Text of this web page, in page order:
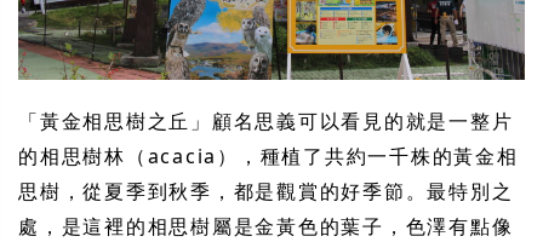
「黃金相思樹之丘」顧名思義可以看見的就是一整片
的相思樹林（acacia），種植了共約一千株的黃金相
思樹，從夏季到秋季，都是觀賞的好季節。最特別之
處，是這裡的相思樹屬是金黃色的葉子，色澤有點像